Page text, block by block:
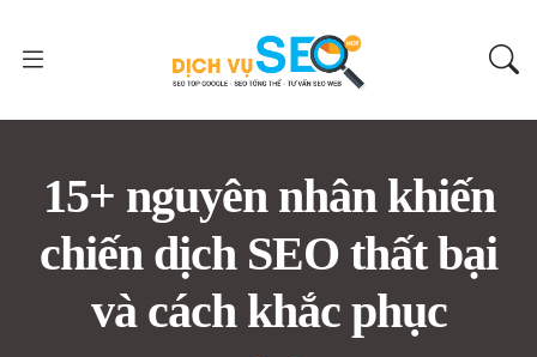
15+ nguyên nhân khiến
chiến dịch SEO thất bại
và cách khắc phục